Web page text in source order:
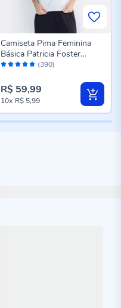
Avaliação: (390)
Camiseta Pima Feminina
Básica Patricia Foster
Branco
R$ 59,99
10x R$ 5,99